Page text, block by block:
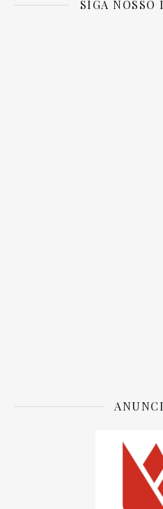
SIGA NOSSO